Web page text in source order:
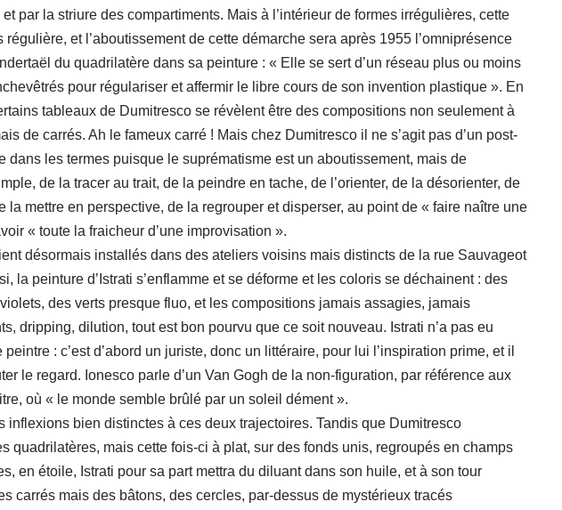
par la striure des compartiments. Mais à l’intérieur de formes irrégulières, cette
régulière, et l’aboutissement de cette démarche sera après 1955 l’omniprésence
du quadrilatère dans sa peinture : « Elle se sert d’un réseau plus ou moins
pour régulariser et affermir le libre cours de son invention plastique ». En
tableaux de Dumitresco se révèlent être des compositions non seulement à
de carrés. Ah le fameux carré ! Mais chez Dumitresco il ne s’agit pas d’un post-
dans les termes puisque le suprématisme est un aboutissement, mais de
de la tracer au trait, de la peindre en tache, de l’orienter, de la désorienter, de
la mettre en perspective, de la regrouper et disperser, au point de « faire naître une
« toute la fraicheur d’une improvisation ».
désormais installés dans des ateliers voisins mais distincts de la rue Sauvageot
la peinture d’Istrati s’enflamme et se déforme et les coloris se déchainent : des
des verts presque fluo, et les compositions jamais assagies, jamais
dripping, dilution, tout est bon pourvu que ce soit nouveau. Istrati n’a pas eu
: c’est d’abord un juriste, donc un littéraire, pour lui l’inspiration prime, et il
le regard. Ionesco parle d’un Van Gogh de la non-figuration, par référence aux
où « le monde semble brûlé par un soleil dément ».
inflexions bien distinctes à ces deux trajectoires. Tandis que Dumitresco
quadrilatères, mais cette fois-ci à plat, sur des fonds unis, regroupés en champs
en étoile, Istrati pour sa part mettra du diluant dans son huile, et à son tour
carrés mais des bâtons, des cercles, par-dessus de mystérieux tracés